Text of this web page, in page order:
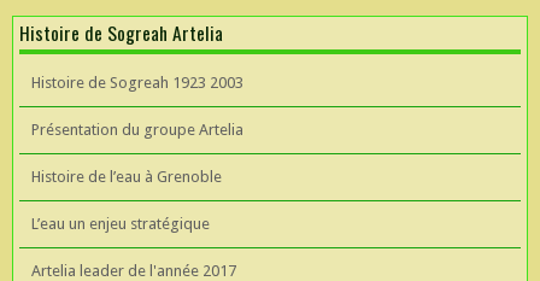
Histoire de Sogreah Artelia
Histoire de Sogreah 1923 2003
Présentation du groupe Artelia
Histoire de l’eau à Grenoble
L’eau un enjeu stratégique
Artelia leader de l'année 2017